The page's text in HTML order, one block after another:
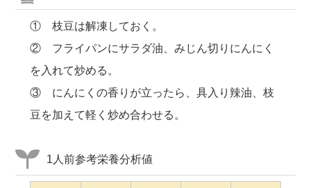
① 枝豆は解凍しておく。
② フライパンにサラダ油、みじん切りにんにく
を入れて炒める。
③ にんにくの香りが立ったら、具入り辣油、枝
豆を加えて軽く炒め合わせる。
1人前参考栄養分析値